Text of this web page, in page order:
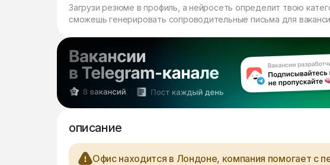
Загрузи резюме в профиль, а нейросеть определит твою
сможешь генерировать сопроводительные письма для
описание
Офис находится в Лондоне, компания помогает с